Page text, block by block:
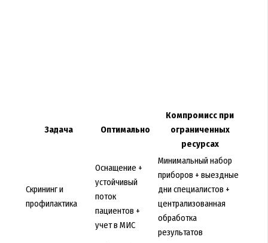
Задача Оптимально
Компромисс при
ограниченных
ресурсах
Скрининг и
профилактика
Оснащение +
устойчивый
поток
пациентов +
учет в МИС
Минимальный набор
приборов + выездные
дни специалистов +
централизованная
обработка
результатов